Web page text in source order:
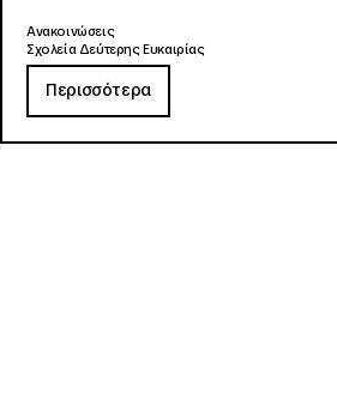
Ανακοινώσεις
Σχολεία Δεύτερης Ευκαιρίας
Περισσότερα